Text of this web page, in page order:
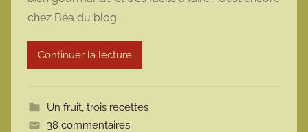
m
r
t
chez Béa du blog
Continuer la lecture
Un fruit, trois recettes
38 commentaires